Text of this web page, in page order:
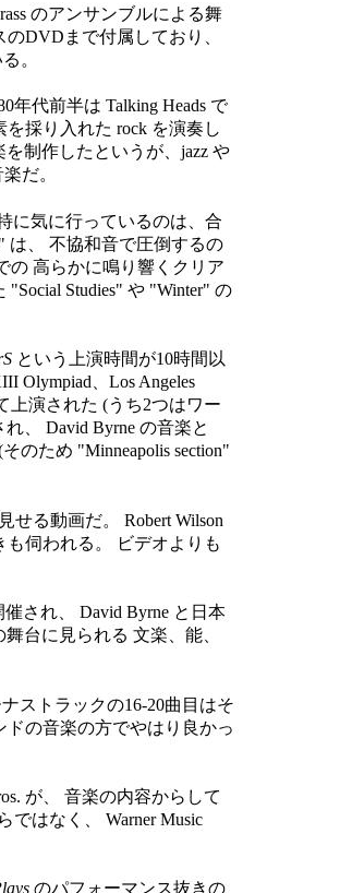
のアンサンブルによる舞
DVDまで付属しており、
。
年代前半は Talking Heads で
を採り入れた rock を演奏し
制作したというが、jazz や
だ。
に気に行っているのは、合
は、 不協和音で圧倒するの
の 高らかに鳴り響くクリア
Studies" や "Winter" の
という上演時間が10時間以
Olympiad、Los Angeles
上演された (うち2つはワー
、 David Byrne の音楽と
のため "Minneapolis section"
る動画だ。 Robert Wilson
伺われる。 ビデオよりも
され、 David Byrne と日本
台に見られる 文楽、能、
ストラックの16-20曲目はそ
の音楽の方でやはり良かっ
が、 音楽の内容からして
はなく、 Warner Music
のパフォーマンス抜きの